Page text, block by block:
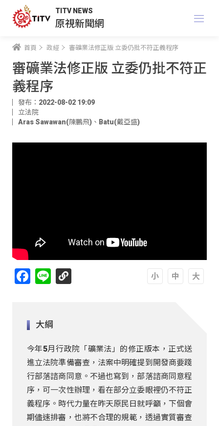
TITV NEWS
原視新聞網
首頁 政經 審礦業法修正版 立委仍批不符正義程序
審礦業法修正版 立委仍批不符正
義程序
發布：2022-08-02 19:09
立法院
Aras Sawawan(陳鵬飛) 、 Batu(戴亞盛)
Facebook
Line
大綱
今年5月行政院「礦業法」的修正版本，正式送
進立法院準備審查，法案中明確提到開發商要踐
行部落諮商同意。不過也寫到，部落諮商同意程
序，可一次性辦理，看在部分立委眼裡仍不符正
義程序。時代力量在昨天原民日就呼籲，下個會
期儘速排審，也將不合理的規範，透過實質審查